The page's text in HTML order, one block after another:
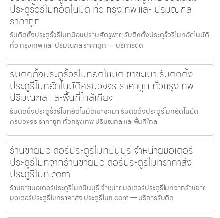
ประตูรั้วรีโมทอัตโนมัติ ทั่ว กรุงเทพ และ ปริมณฑล
ราคาถูก
รับติดตั้งประตูรั้วรีโมทป้อมปราบศัตรูพ่าย รับติดตั้งประตูรั้วรีโมทอัตโนมัติ
ทั่ว กรุงเทพ และ ปริมณฑล ราคาถูก — บริการติด
รับติดตั้งประตูรั้วรีโมทอัตโนมัติเขาชะเมา รับติดตั้ง
ประตูรีโมทอัตโนมัติครบวงจร ราคาถูก ทั่วกรุงเทพ
ปริมณฑล และพื้นที่ใกล้เคียง
รับติดตั้งประตูรั้วรีโมทอัตโนมัติเขาชะเมา รับติดตั้งประตูรีโมทอัตโนมัติ
ครบวงจร ราคาถูก ทั่วกรุงเทพ ปริมณฑล และพื้นที่ใกล
ร้านขายมอเตอร์ประตูรีโมทมีนบุรี จำหน่ายมอเตอร์
ประตูรีโมทจากร้านขายมอเตอร์ประตูรีโมทราคาส่ง
ประตูรีโมท.com
ร้านขายมอเตอร์ประตูรีโมทมีนบุรี จำหน่ายมอเตอร์ประตูรีโมทจากร้านขาย
มอเตอร์ประตูรีโมทราคาส่ง ประตูรีโมท.com — บริการรับติด